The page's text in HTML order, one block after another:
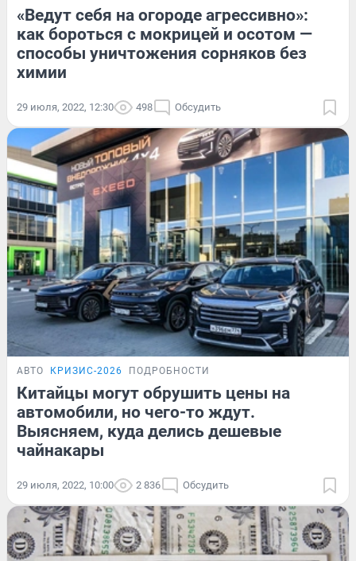
«Ведут себя на огороде агрессивно»:
как бороться с мокрицей и осотом —
способы уничтожения сорняков без
химии
29 июля, 2022, 12:30 498 Обсудить
АВТО КРИЗИС-2026 ПОДРОБНОСТИ
Китайцы могут обрушить цены на
автомобили, но чего-то ждут.
Выясняем, куда делись дешевые
чайнакары
29 июля, 2022, 10:00 2 836 Обсудить